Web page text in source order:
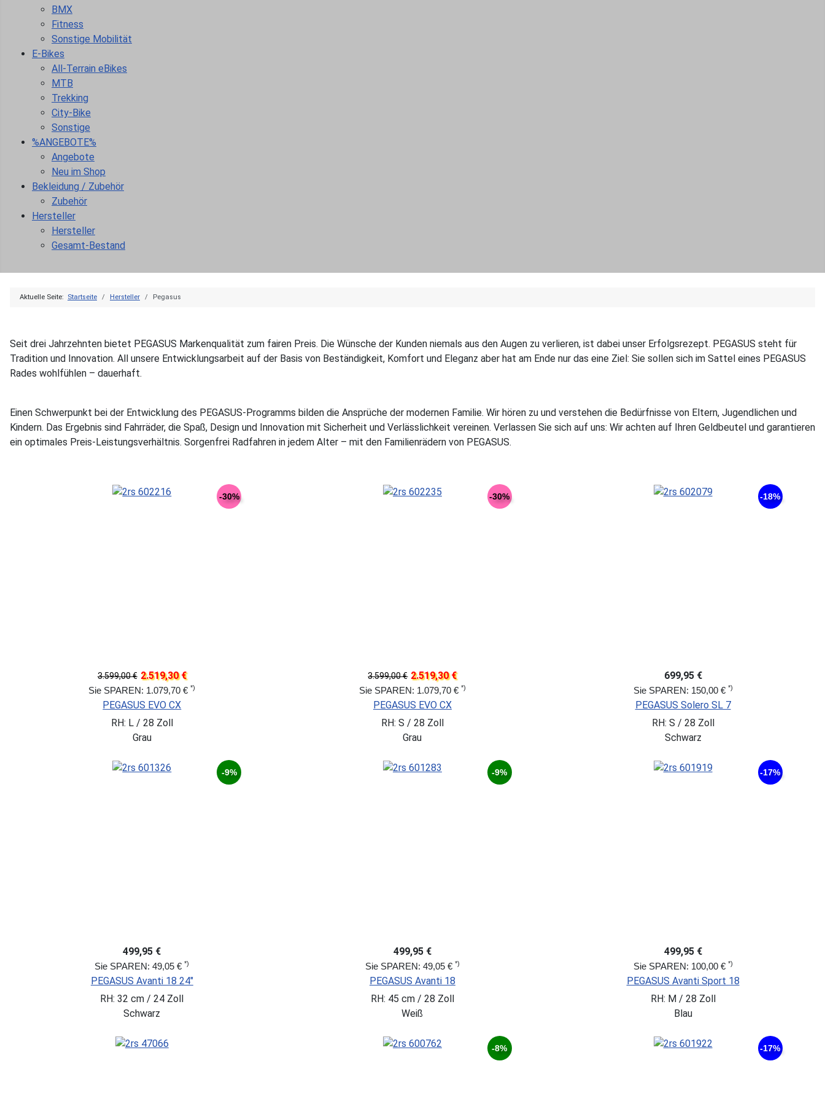
BMX
Fitness
Sonstige Mobilität
E-Bikes
All-Terrain eBikes
MTB
Trekking
City-Bike
Sonstige
%ANGEBOTE%
Angebote
Neu im Shop
Bekleidung / Zubehör
Zubehör
Hersteller
Hersteller
Gesamt-Bestand
Aktuelle Seite: Startseite Hersteller Pegasus
Seit drei Jahrzehnten bietet PEGASUS Markenqualität zum fairen Preis. Die Wünsche der Kunden niemals aus den Augen zu verlieren, ist dabei unser Erfolgsrezept. PEGASUS steht für
Tradition und Innovation. All unsere Entwicklungsarbeit auf der Basis von Beständigkeit, Komfort und Eleganz aber hat am Ende nur das eine Ziel: Sie sollen sich im Sattel eines PEGASUS
Rades wohlfühlen – dauerhaft.
Einen Schwerpunkt bei der Entwicklung des PEGASUS-Programms bilden die Ansprüche der modernen Familie. Wir hören zu und verstehen die Bedürfnisse von Eltern, Jugendlichen und
Kindern. Das Ergebnis sind Fahrräder, die Spaß, Design und Innovation mit Sicherheit und Verlässlichkeit vereinen. Verlassen Sie sich auf uns: Wir achten auf Ihren Geldbeutel und garantieren
ein optimales Preis-Leistungsverhältnis. Sorgenfrei Radfahren in jedem Alter – mit den Familienrädern von PEGASUS.
-30%
3.599,00 € 2.519,30 €
Sie SPAREN: 1.079,70 €*)
PEGASUS EVO CX
RH: L / 28 Zoll
Grau
-30%
3.599,00 € 2.519,30 €
Sie SPAREN: 1.079,70 € *)
PEGASUS EVO CX
RH: S / 28 Zoll
Grau
-18%
699,95 €
Sie SPAREN: 150,00 € *)
PEGASUS Solero SL 7
RH: S / 28 Zoll
Schwarz
-9%
499,95 €
Sie SPAREN: 49,05 €*)
PEGASUS Avanti 18 24"
RH: 32 cm / 24 Zoll
Schwarz
-9%
499,95 €
Sie SPAREN: 49,05 € *)
PEGASUS Avanti 18
RH: 45 cm / 28 Zoll
Weiß
-17%
499,95 €
Sie SPAREN: 100,00 € *)
PEGASUS Avanti Sport 18
RH: M / 28 Zoll
Blau
-8% -17%